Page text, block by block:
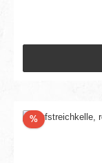
%Rabatt